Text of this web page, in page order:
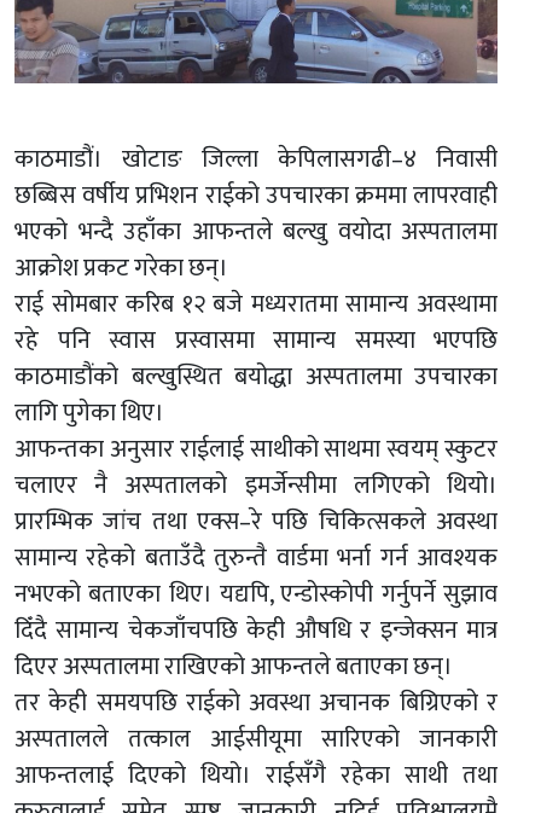
काठमाडौं। खोटाङ जिल्ला केपिलासगढी–४ निवासी
छब्बिस वर्षीय प्रभिशनराईको उपचारका क्रममा लापरवाही
भएको भन्दै उहाँका आफन्तले बल्खु वयाेदा अस्पतालमा
आक्रोश प्रकट गरेका छन्।
राई सोमबार करिब १२ बजे मध्यरातमा सामान्य अवस्थामा
रहे पनि स्वास प्रस्वासमा सामान्य समस्या भएपछि
काठमाडौंको बल्खुस्थित बयोद्धा अस्पतालमा उपचारका
लागि पुगेका थिए।
आफन्तका अनुसार राईलाई साथीको साथमा स्वयम् स्कुटर
चलाएर नै अस्पतालको इमर्जेन्सीमा लगिएको थियो।
प्रारम्भिक जांच तथा एक्स–रे पछि चिकित्सकले अवस्था
सामान्य रहेको बताउँदै तुरुन्तै वार्डमा भर्ना गर्न आवश्यक
नभएको बताएका थिए। यद्यपि, एन्डोस्कोपी गर्नुपर्ने सुझाव
दिँदै सामान्य चेकजाँचपछि केही औषधि र इन्जेक्सन मात्र
दिएर अस्पतालमा राखिएको आफन्तले बताएका छन्।
तर केही समयपछि राईको अवस्था अचानक बिग्रिएको र
अस्पतालले तत्काल आईसीयूमा सारिएको जानकारी
आफन्तलाई दिएको थियो। राईसँगै रहेका साथी तथा